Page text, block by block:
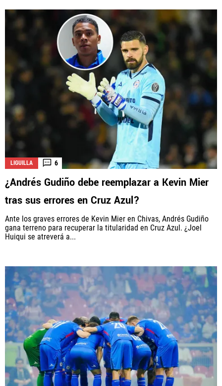
LIGUILLA 6
¿Andrés Gudiño debe reemplazar a Kevin Mier
tras sus errores en Cruz Azul?
Ante los graves errores de Kevin Mier en Chivas, Andrés Gudiño
gana terreno para recuperar la titularidad en Cruz Azul. ¿Joel
Huiqui se atreverá a...